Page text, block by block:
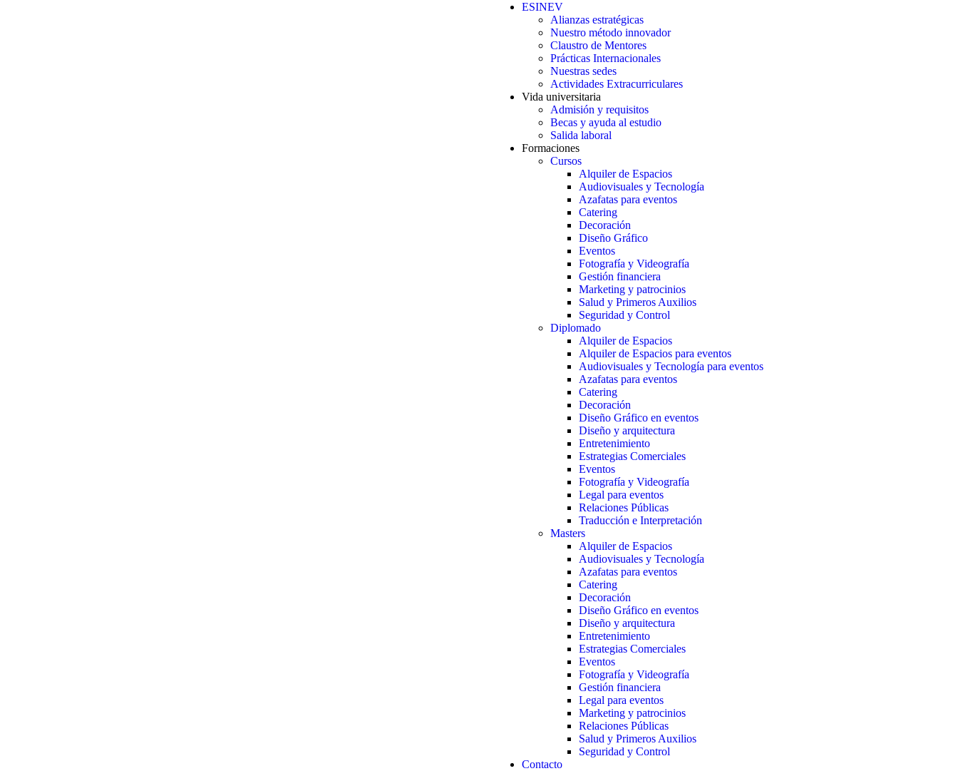
ESINEV
Alianzas estratégicas
Nuestro método innovador
Claustro de Mentores
Prácticas Internacionales
Nuestras sedes
Actividades Extracurriculares
Vida universitaria
Admisión y requisitos
Becas y ayuda al estudio
Salida laboral
Formaciones
Cursos
Alquiler de Espacios
Audiovisuales y Tecnología
Azafatas para eventos
Catering
Decoración
Diseño Gráfico
Eventos
Fotografía y Videografía
Gestión financiera
Marketing y patrocinios
Salud y Primeros Auxilios
Seguridad y Control
Diplomado
Alquiler de Espacios
Alquiler de Espacios para eventos
Audiovisuales y Tecnología para eventos
Azafatas para eventos
Catering
Decoración
Diseño Gráfico en eventos
Diseño y arquitectura
Entretenimiento
Estrategias Comerciales
Eventos
Fotografía y Videografía
Legal para eventos
Relaciones Públicas
Traducción e Interpretación
Masters
Alquiler de Espacios
Audiovisuales y Tecnología
Azafatas para eventos
Catering
Decoración
Diseño Gráfico en eventos
Diseño y arquitectura
Entretenimiento
Estrategias Comerciales
Eventos
Fotografía y Videografía
Gestión financiera
Legal para eventos
Marketing y patrocinios
Relaciones Públicas
Salud y Primeros Auxilios
Seguridad y Control
Contacto